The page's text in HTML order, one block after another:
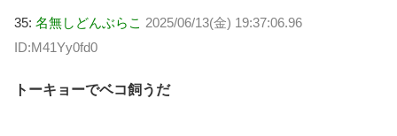
35: 名無しどんぶらこ 2025/06/13(金) 19:37:06.96
ID:M41Yy0fd0
トーキョーでベコ飼うだ